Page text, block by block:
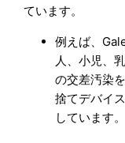
ています。
例えば、
人、小児、
の交差汚染
捨てデバイ
しています。